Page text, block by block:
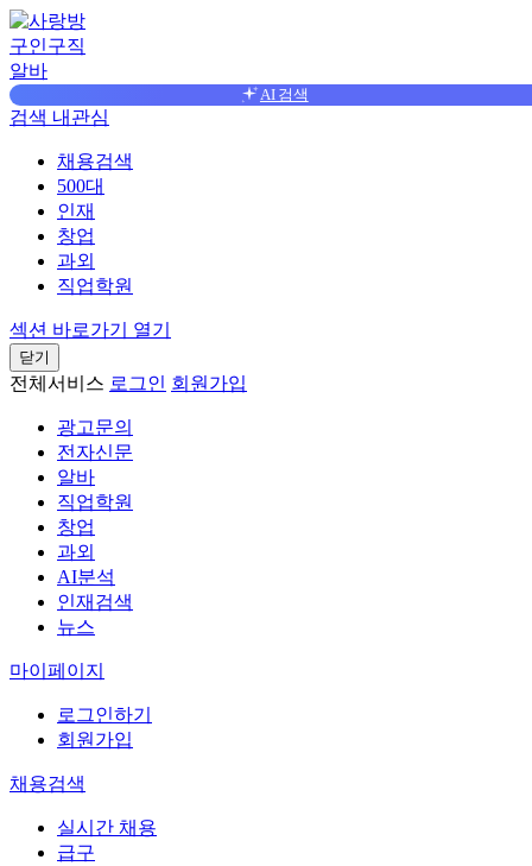
구인구직
알바
AI 검색
검색 내관심
채용검색
500대
인재
창업
과외
직업학원
섹션 바로가기 열기
닫기
전체서비스 로그인 회원가입
광고문의
전자신문
알바
직업학원
창업
과외
AI분석
인재검색
뉴스
마이페이지
로그인하기
회원가입
채용검색
실시간 채용
급구